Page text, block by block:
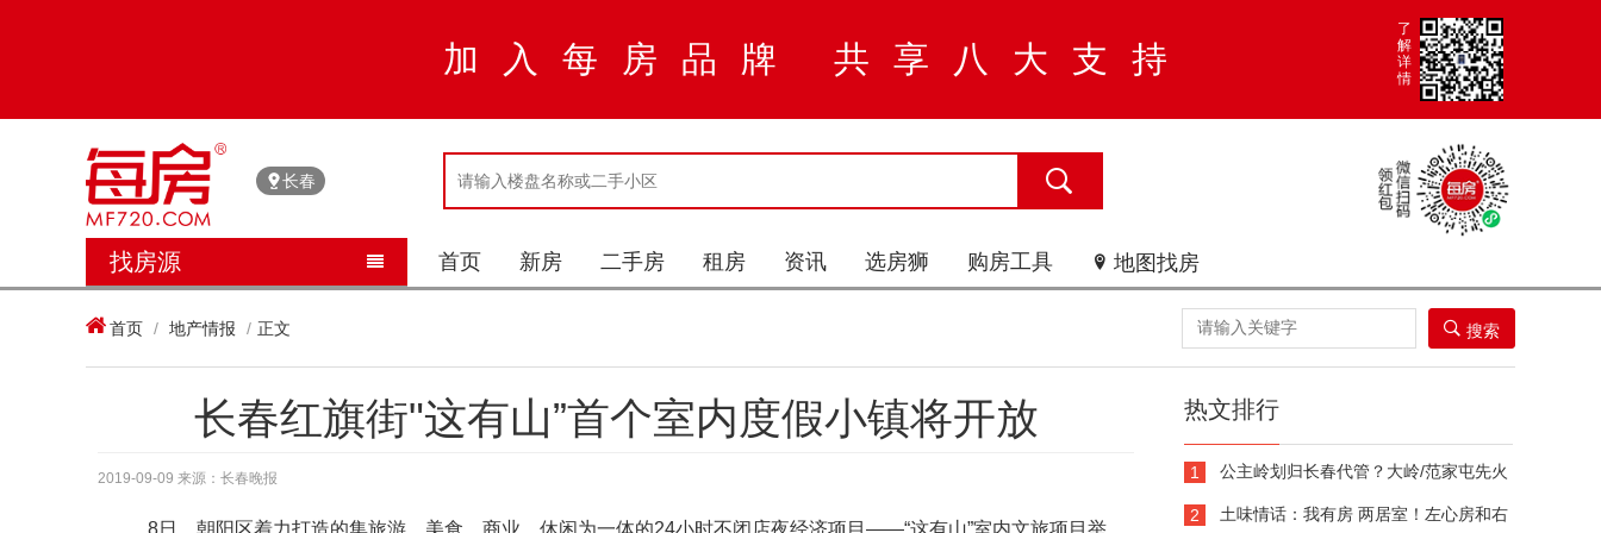
加入每房品牌 共享八大支持
了
解
详
情
长春

找房源 首页 新房 二手房 租房 资讯 选房狮 购房工具  地图找房
 搜索
首页 / 地产情报 / 正文
长春红旗街"这有山”首个室内度假小镇将开放
2019-09-09 来源：长春晚报
8日，朝阳区着力打造的集旅游、美食、商业、休闲为一体的24小时不闭店夜经济项目——“这有山”室内文旅项目举
热文排行
1 公主岭划归长春代管？大岭/范家屯先火
了
2 土味情话：我有房 两居室！左心房和右